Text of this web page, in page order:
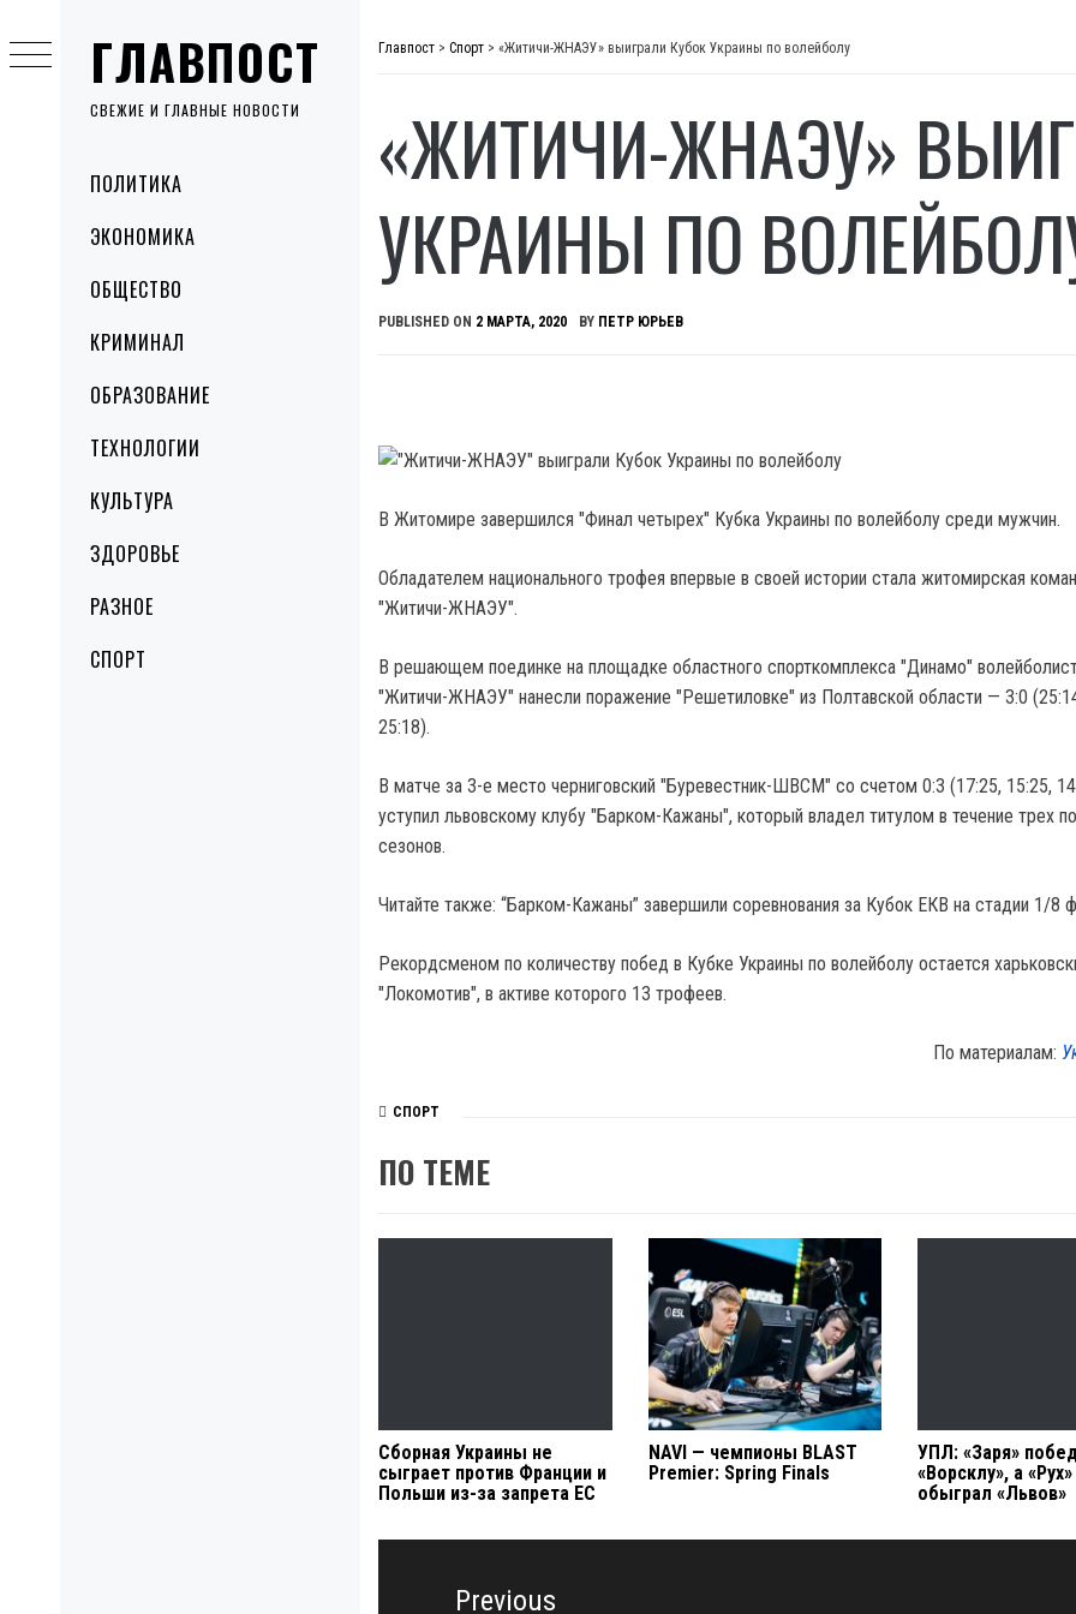
ГЛАВПОСТ
СВЕЖИЕ И ГЛАВНЫЕ НОВОСТИ
MenuПОЛИТИКА
ЭКОНОМИКА
ОБЩЕСТВО
КРИМИНАЛ
ОБРАЗОВАНИЕ
ТЕХНОЛОГИИ
КУЛЬТУРА
ЗДОРОВЬЕ
РАЗНОЕ
СПОРТ
to
content
Главпост > Спорт > «Житичи-ЖНАЭУ» выиграли Кубок Украины по волейболу
«ЖИТИЧИ-ЖНАЭУ»
УКРАИНЫ ПО
PUBLISHED ON 2 МАРТА, 2020 BY ПЕТР ЮРЬЕВ
В Житомире завершился "Финал четырех" Кубка Украины по волейболу среди мужчин.
Обладателем национального трофея впервые в своей истории стала житомирская
"Житичи-ЖНАЭУ".
В решающем поединке на площадке областного спорткомплекса "Динамо"
"Житичи-ЖНАЭУ" нанесли поражение "Решетиловке" из Полтавской области — 3:0
25:18).
В матче за 3-е место черниговский "Буревестник-ШВСМ" со счетом 0:3 (17:25, 15:25,
уступил львовскому клубу "Барком-Кажаны", который владел титулом в течение трех
сезонов.
Читайте также: “Барком-Кажаны” завершили соревнования за Кубок ЕКВ на стадии 1/8
Рекордсменом по количеству побед в Кубке Украины по волейболу остается
"Локомотив", в активе которого 13 трофеев.
По материалам:
СПОРТ
ПО ТЕМЕ
Сборная Украины не
сыграет против Франции и
Польши из-за запрета ЕС
NAVI — чемпионы BLAST
Premier: Spring Finals
УПЛ: «Заря»
«Ворсклу», а «Рух»
обыграл «Львов»
Навигация
Previous